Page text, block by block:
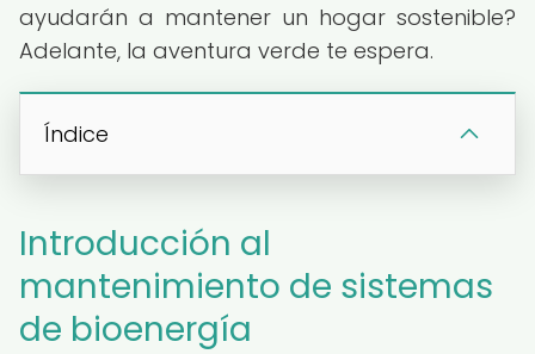
ayudarán a mantener un hogar sostenible?
Adelante, la aventura verde te espera.
Índice
Introducción al
mantenimiento de sistemas
de bioenergía